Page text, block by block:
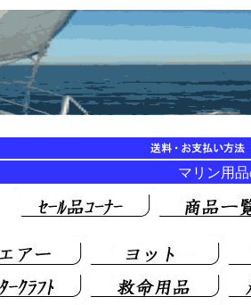
マリン用